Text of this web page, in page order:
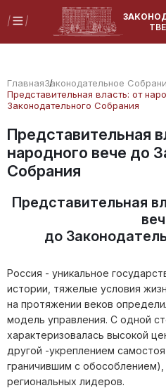
ГлавнаяЗаконодательное
Представительная власть: от
Законодательного Собрания
Представительная
народного вече до
Собрания
Представительная
до
Россия - уникальное
истории, тяжелые условия
на протяжении веков
модель управления. С одной
характеризовалась высокой
другой -укреплением
граничившим с обособлением),
региональных лидеров.